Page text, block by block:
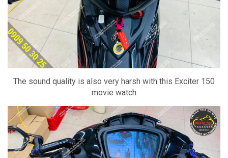
The sound quality is also very harsh with this Exciter 150
movie watch